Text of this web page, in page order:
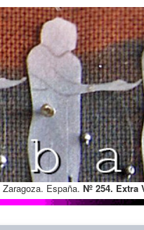
España. Nº 254.